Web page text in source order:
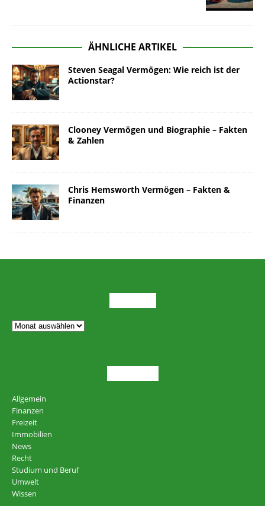
ÄHNLICHE ARTIKEL
Steven Seagal Vermögen: Wie reich ist der
Actionstar?
Clooney Vermögen und Biographie – Fakten
& Zahlen
Chris Hemsworth Vermögen – Fakten &
Finanzen
Allgemein
Finanzen
Freizeit
Immobilien
News
Recht
Studium und Beruf
Umwelt
Wissen